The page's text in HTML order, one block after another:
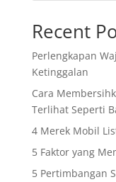
Recent
Perlengkapan
Ketinggalan
Cara
Terlihat Seperti
4 Merek Mobil
5 Faktor yang
5 Pertimbangan